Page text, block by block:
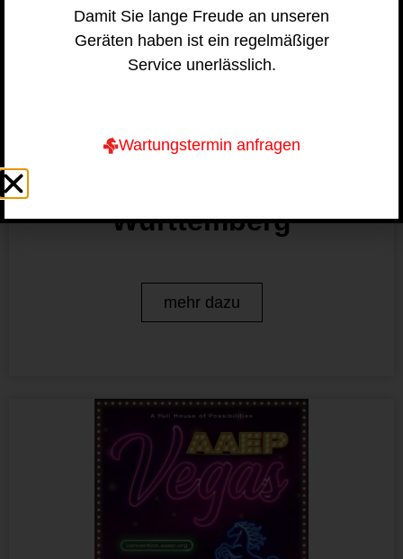
VetMed –
Württemberg
mehr dazu
Damit Sie lange Freude an unseren
Geräten haben ist ein regelmäßiger
Service unerlässlich.
Wartungstermin anfragen